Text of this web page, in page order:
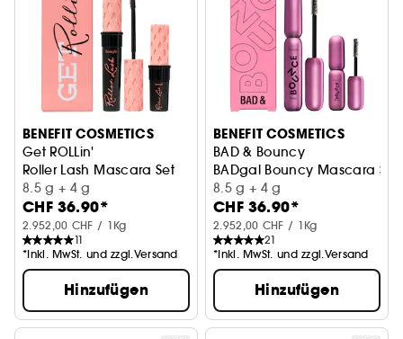
BENEFIT COSMETICS
Get ROLLin'
Roller Lash Mascara Set
8.5 g + 4 g
CHF 36.90*
2.952,00 CHF / 1Kg
11
*Inkl. MwSt. und zzgl.Versand
Hinzufügen
BENEFIT COSMETICS
BAD & Bouncy
BADgal Bouncy Mascara Set
8.5 g + 4 g
CHF 36.90*
2.952,00 CHF / 1Kg
21
*Inkl. MwSt. und zzgl.Versand
Hinzufügen